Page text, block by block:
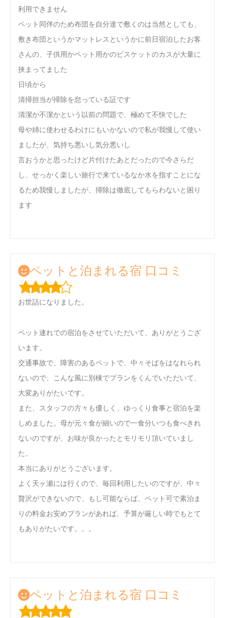
利用できません
ペット同伴のため布団を自分達で敷くのは当然としても、
敷き布団というかマットレスというかに前日宿泊したお客
さんの、子供用かペット用かのビスケットのカスが大量に
挟まってました
日頃から
清掃担当が掃除を怠っている証です
清潔か不潔かという以前の問題で、極めて不快でした
母や姉に使わせるわけにもいかないので私が我慢して使い
ましたが、気持ち悪いし気分悪いし
言おうかと思ったけど片付けたあとだったので今さらだ
し、せっかく楽しい旅行で来ているなか水を指すことにな
るため我慢しましたが、掃除は徹底してもらわないと困り
ます
ペットと泊まれる宿 口コミ
お世話になりました。
ペット連れでの宿泊をさせていただいて、ありがとうござ
います。
交通事故で、障害のあるペットで、中々そばをはなれられ
ないので、こんな風に別棟でプランをくんでいただいて、
大変ありがたいです。
また、スタッフの方々も優しく、ゆっくり食事と宿泊を楽
しめました。母が元々食が細いので一食分いつも食べきれ
ないのですが、お味が良かったとモリモリ頂いていまし
た。
本当にありがとうございます。
よく天ヶ瀬には行くので、毎回利用したいのですが、中々
贅沢ができないので、もし可能ならば、ペット可で素泊ま
りの料金お安めプランがあれば、予算が厳しい時でもとて
もありがたいです。。。
ペットと泊まれる宿 口コミ